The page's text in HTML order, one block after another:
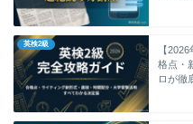
英検2級
【
格点・
ロが徹